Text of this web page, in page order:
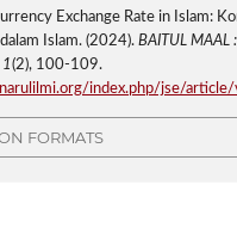
Exchange Rate in Islam:
Islam. (2024). BAITUL MAAL
1(2), 100-109.
index.php/jse/
FORMATS